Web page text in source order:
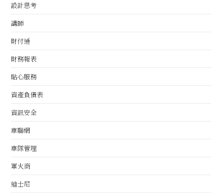
設計思考
講師
財付通
財務報表
貼心服務
資產負債表
資訊安全
車聯網
車隊管理
軍火商
迪士尼